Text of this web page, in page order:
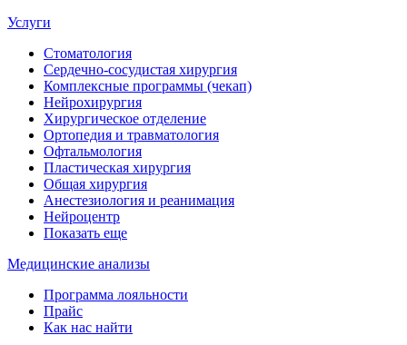
Услуги
Стоматология
Сердечно-сосудистая хирургия
Комплексные программы (чекап)
Нейрохирургия
Хирургическое отделение
Ортопедия и травматология
Офтальмология
Пластическая хирургия
Общая хирургия
Анестезиология и реанимация
Нейроцентр
Показать еще
Медицинские анализы
Программа лояльности
Прайс
Как нас найти